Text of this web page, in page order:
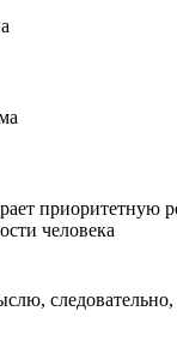
приоритетную
человека